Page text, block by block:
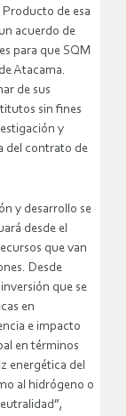
de esa
acuerdo de
para que SQM
Atacama.
de sus
sin fines
y
del contrato de
y desarrollo se
desde el
que van
Desde
que se
en
e impacto
en términos
energética del
al hidrógeno o